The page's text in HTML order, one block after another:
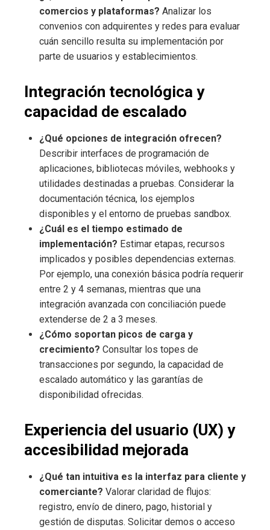
comercios y plataformas? Analizar los
convenios con adquirentes y redes para evaluar
cuán sencillo resulta su implementación por
parte de usuarios y establecimientos.
Integración tecnológica y
capacidad de escalado
¿Qué opciones de integración ofrecen?
Describir interfaces de programación de
aplicaciones, bibliotecas móviles, webhooks y
utilidades destinadas a pruebas. Considerar la
documentación técnica, los ejemplos
disponibles y el entorno de pruebas sandbox.
¿Cuál es el tiempo estimado de
implementación? Estimar etapas, recursos
implicados y posibles dependencias externas.
Por ejemplo, una conexión básica podría requerir
entre 2 y 4 semanas, mientras que una
integración avanzada con conciliación puede
extenderse de 2 a 3 meses.
¿Cómo soportan picos de carga y
crecimiento? Consultar los topes de
transacciones por segundo, la capacidad de
escalado automático y las garantías de
disponibilidad ofrecidas.
Experiencia del usuario (UX) y
accesibilidad mejorada
¿Qué tan intuitiva es la interfaz para cliente y
comerciante? Valorar claridad de flujos:
registro, envío de dinero, pago, historial y
gestión de disputas. Solicitar demos o acceso